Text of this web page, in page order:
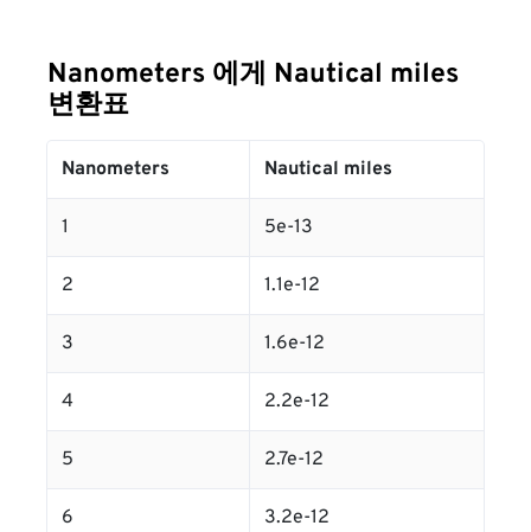
Nanometers 에게 Nautical miles
변환표
Nanometers Nautical miles
1 5e-13
2 1.1e-12
3 1.6e-12
4 2.2e-12
5 2.7e-12
6 3.2e-12